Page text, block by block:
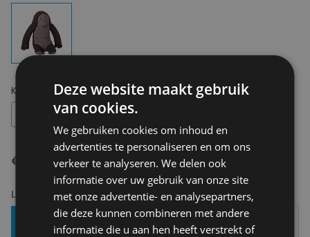
Kies uw maat:OS
€ 35,00
Levering 2-3 Werkdagen
Toevoegen Aan Mandje
Deze website maakt gebruik
van cookies.
We gebruiken cookies om inhoud en
advertenties te personaliseren en om ons
verkeer te analyseren. We delen ook
informatie over uw gebruik van onze site
met onze advertentie- en analysepartners,
die deze kunnen combineren met andere
informatie die u aan hen heeft verstrekt of